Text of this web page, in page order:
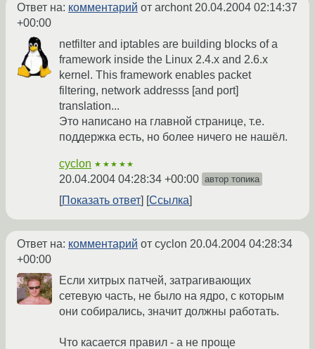
Ответ на: комментарий от archont 20.04.2004 02:14:37
+00:00
netfilter and iptables are building blocks of a
framework inside the Linux 2.4.x and 2.6.x
kernel. This framework enables packet
filtering, network addresss [and port]
translation...
Это написано на главной странице, т.е.
поддержка есть, но более ничего не нашёл.
cyclon ★★★★★
20.04.2004 04:28:34 +00:00 автор топика
Показать ответ Ссылка
Ответ на: комментарий от cyclon 20.04.2004 04:28:34
+00:00
Если хитрых патчей, затрагивающих
сетевую часть, не было на ядро, с которым
они собирались, значит должны работать.
Что касается правил - а не проще